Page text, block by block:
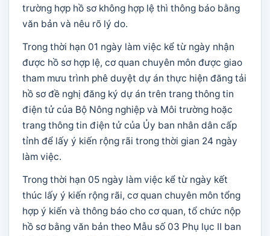
trường hợp hồ sơ không hợp lệ thì thông báo bằng
văn bản và nêu rõ lý do.
Trong thời hạn 01 ngày làm việc kể từ ngày nhận
được hồ sơ hợp lệ, cơ quan chuyên môn được giao
tham mưu trình phê duyệt dự án thực hiện đăng tải
hồ sơ đề nghị đăng ký dự án trên trang thông tin
điện tử của Bộ Nông nghiệp và Môi trường hoặc
trang thông tin điện tử của Ủy ban nhân dân cấp
tỉnh để lấy ý kiến rộng rãi trong thời gian 24 ngày
làm việc.
Trong thời hạn 05 ngày làm việc kể từ ngày kết
thúc lấy ý kiến rộng rãi, cơ quan chuyên môn tổng
hợp ý kiến và thông báo cho cơ quan, tổ chức nộp
hồ sơ bằng văn bản theo Mẫu số 03 Phụ lục II ban